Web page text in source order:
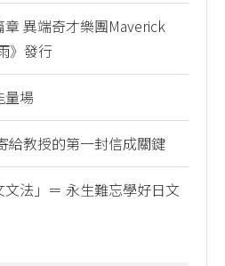
異端奇才樂團Maverick
》發行
能量場
給教授的第一封信成關鍵
文法」＝ 永生難忘學好日文